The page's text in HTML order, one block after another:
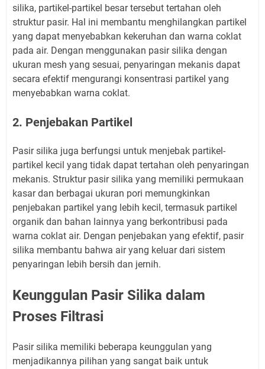
silika, partikel-partikel besar tersebut tertahan oleh
struktur pasir. Hal ini membantu menghilangkan partikel
yang dapat menyebabkan kekeruhan dan warna coklat
pada air. Dengan menggunakan pasir silika dengan
ukuran mesh yang sesuai, penyaringan mekanis dapat
secara efektif mengurangi konsentrasi partikel yang
menyebabkan warna coklat.
2. Penjebakan Partikel
Pasir silika juga berfungsi untuk menjebak partikel-
partikel kecil yang tidak dapat tertahan oleh penyaringan
mekanis. Struktur pasir silika yang memiliki permukaan
kasar dan berbagai ukuran pori memungkinkan
penjebakan partikel yang lebih kecil, termasuk partikel
organik dan bahan lainnya yang berkontribusi pada
warna coklat air. Dengan penjebakan yang efektif, pasir
silika membantu bahwa air yang keluar dari sistem
penyaringan lebih bersih dan jernih.
Keunggulan Pasir Silika dalam
Proses Filtrasi
Pasir silika memiliki beberapa keunggulan yang
menjadikannya pilihan yang sangat baik untuk